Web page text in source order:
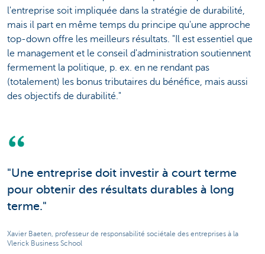
l'entreprise soit impliquée dans la stratégie de durabilité,
mais il part en même temps du principe qu'une approche
top-down offre les meilleurs résultats. "Il est essentiel que
le management et le conseil d'administration soutiennent
fermement la politique, p. ex. en ne rendant pas
(totalement) les bonus tributaires du bénéfice, mais aussi
des objectifs de durabilité."
"Une entreprise doit investir à court terme
pour obtenir des résultats durables à long
terme."
Xavier Baeten, professeur de responsabilité sociétale des entreprises à la
Vlerick Business School